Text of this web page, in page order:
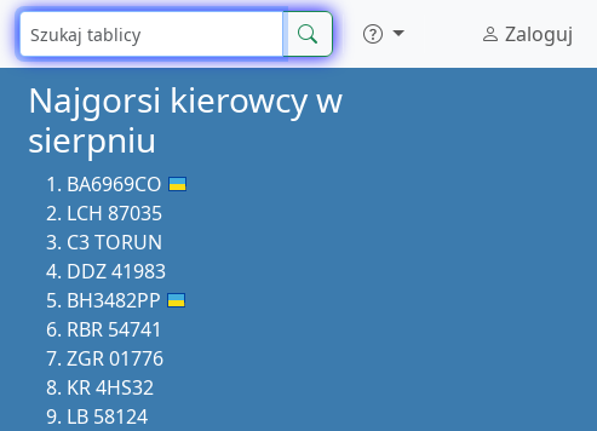
Zaloguj
Najgorsi kierowcy w
sierpniu
BA6969CO
LCH 87035
C3 TORUN
DDZ 41983
BH3482PP
RBR 54741
ZGR 01776
KR 4HS32
LB 58124